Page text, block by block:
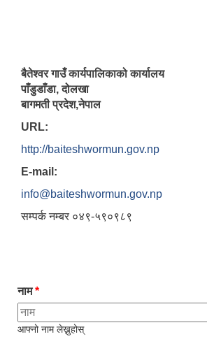
बैतेश्वर गाउँ कार्यपालिकाको कार्यालय
पाँडुडाँडा, दोलखा
बागमती प्रदेश,नेपाल
URL:
http://baiteshwormun.gov.np
E-mail:
info@baiteshwormun.gov.np
सम्पर्क न‌म्बर ०४९-५९०९८९
नाम*
आफ्नो नाम लेख्नुहोस्